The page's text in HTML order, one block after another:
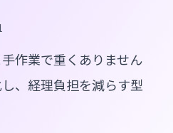
作業で重くありません
、経理負担を減らす型